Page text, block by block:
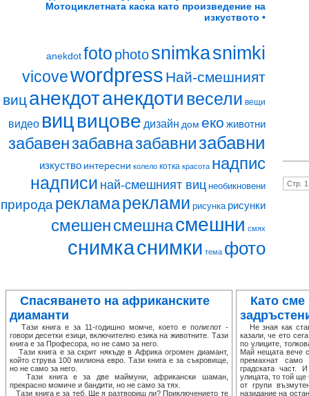
Стр.
Мотоциклетната каска като произведение на
изкуството •
anekdotfoto photosnimkasnimki
vicovewordpress Най-смешният
вицанекдотанекдоти весели вещи
видео вицвицове дизайн дом еко животни
забавензабавназабавнизабавни
изкуство интересни колело котка красота надпис
надписи най-смешният виц необикновени
природа рекламареклами рисунка рисунки
смешенсмешнасмешни смях
снимкаснимки тема фото
Спасяването на африканските
диаманти
Тази книга е за 11-годишно момче, което е полиглот -
говори десетки езици, включително езика на животните. Тази
книга е за Професора, но не само за него.
Тази книга е за скрит някъде в Африка огромен диамант,
който струва 100 милиона евро. Тази книга е за съкровище,
но не само за него.
Тази книга е за две маймуни, африкански шаман,
прекрасно момиче и бандити, но не само за тях.
Тази книга е за теб. Ще я разтвориш ли? Приключението те
Като сме
Не зная как
казали, че ето
по улиците,
Май нещата вече
премахнат само
градската част.
улицата, то той ще
от групи
назидание на